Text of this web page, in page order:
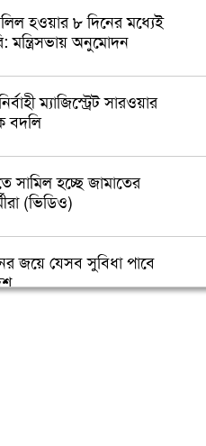
হওয়ার ৮ দিনের মধ্যেই
মন্ত্রিসভায় অনুমোদন
ম্যাজিস্ট্রেট সারওয়ার
বদলি
সামিল হচ্ছে জামাতের
(ভিডিও)
জয়ে যেসব সুবিধা পাবে